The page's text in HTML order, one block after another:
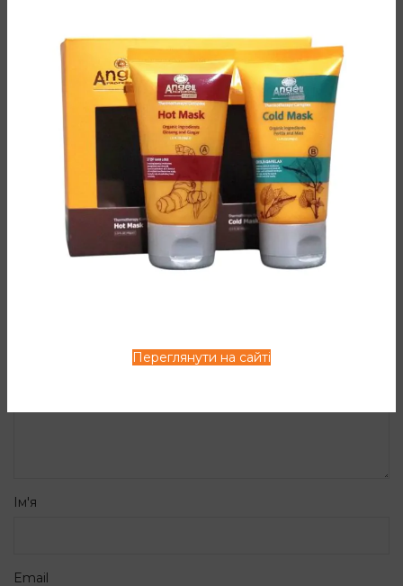
Переглянути на сайті
Старше
ЗАЛИШИТИ ВІДПОВІДЬ
Ваша e-mail адреса не оприлюднюватиметься.
Обов’язкові поля позначені*
Ім'я
Email